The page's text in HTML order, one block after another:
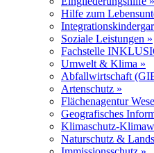
Hilfe zum
Soziale Leistungen »
Fachstelle
Umwelt & Klima »
Abfallwirtschaft
Artenschutz »
Flächenagentur
Geografisches
Klimaschutz-
Naturschutz &